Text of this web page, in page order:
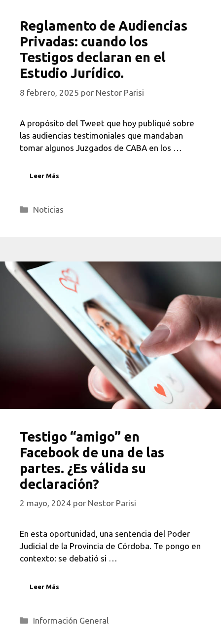
Reglamento de Audiencias
Privadas: cuando los
Testigos declaran en el
Estudio Jurídico.
8 febrero, 2025 por Nestor Parisi
A propósito del Tweet que hoy publiqué sobre
las audiencias testimoniales que mandaban
tomar algunos Juzgados de CABA en los …
Leer Más
Categorías
Noticias
Testigo “amigo” en
Facebook de una de las
partes. ¿Es válida su
declaración?
2 mayo, 2024 por Nestor Parisi
En esta oportunidad, una sentencia del Poder
Judicial de la Provincia de Córdoba. Te pongo en
contexto: se debatió si …
Leer Más
Categorías
Información General